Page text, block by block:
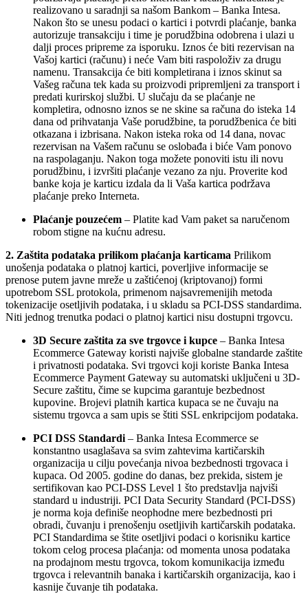
realizovano u saradnji sa našom Bankom – Banka Intesa.
Nakon što se unesu podaci o kartici i potvrdi plaćanje, banka
autorizuje transakciju i time je porudžbina odobrena i ulazi u
dalji proces pripreme za isporuku. Iznos će biti rezervisan na
Vašoj kartici (računu) i neće Vam biti raspoloživ za drugu
namenu. Transakcija će biti kompletirana i iznos skinut sa
Vašeg računa tek kada su proizvodi pripremljeni za transport i
predati kurirskoj službi. U slučaju da se plaćanje ne
kompletira, odnosno iznos se ne skine sa računa do isteka 14
dana od prihvatanja Vaše porudžbine, ta porudžbenica će biti
otkazana i izbrisana. Nakon isteka roka od 14 dana, novac
rezervisan na Vašem računu se oslobađa i biće Vam ponovo
na raspolaganju. Nakon toga možete ponoviti istu ili novu
porudžbinu, i izvršiti plaćanje vezano za nju. Proverite kod
banke koja je karticu izdala da li Vaša kartica podržava
plaćanje preko Interneta.
Plaćanje pouzećem – Platite kad Vam paket sa naručenom
robom stigne na kućnu adresu.
2. Zaštita podataka prilikom plaćanja karticama Prilikom
unošenja podataka o platnoj kartici, poverljive informacije se
prenose putem javne mreže u zaštićenoj (kriptovanoj) formi
upotrebom SSL protokola, primenom najsavremenijih metoda
tokenizacije osetljivih podataka, i u skladu sa PCI-DSS standardima.
Niti jednog trenutka podaci o platnoj kartici nisu dostupni trgovcu.
3D Secure zaštita za sve trgovce i kupce – Banka Intesa
Ecommerce Gateway koristi najviše globalne standarde zaštite
i privatnosti podataka. Svi trgovci koji koriste Banka Intesa
Ecommerce Payment Gateway su automatski uključeni u 3D-
Secure zaštitu, čime se kupcima garantuje bezbednost
kupovine. Brojevi platnih kartica kupaca se ne čuvaju na
sistemu trgovca a sam upis se štiti SSL enkripcijom podataka.
PCI DSS Standardi – Banka Intesa Ecommerce se
konstantno usaglašava sa svim zahtevima kartičarskih
organizacija u cilju povećanja nivoa bezbednosti trgovaca i
kupaca. Od 2005. godine do danas, bez prekida, sistem je
sertifikovan kao PCI-DSS Level 1 što predstavlja najviši
standard u industriji. PCI Data Security Standard (PCI-DSS)
je norma koja definiše neophodne mere bezbednosti pri
obradi, čuvanju i prenošenju osetljivih kartičarskih podataka.
PCI Standardima se štite osetljivi podaci o korisniku kartice
tokom celog procesa plaćanja: od momenta unosa podataka
na prodajnom mestu trgovca, tokom komunikacija između
trgovca i relevantnih banaka i kartičarskih organizacija, kao i
kasnije čuvanje tih podataka.